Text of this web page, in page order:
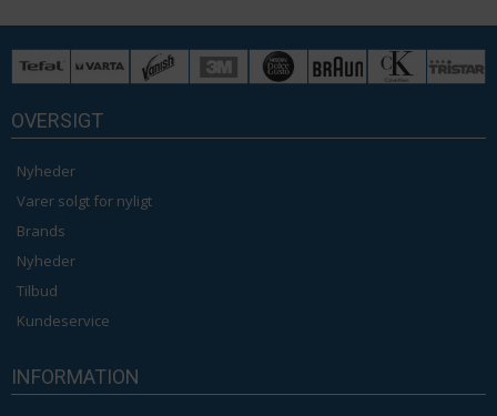
OVERSIGT
Nyheder
Varer solgt for nyligt
Brands
Nyheder
Tilbud
Kundeservice
INFORMATION